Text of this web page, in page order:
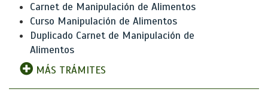
Carnet de Manipulación de Alimentos
Curso Manipulación de Alimentos
Duplicado Carnet de Manipulación de
Alimentos
MÁS TRÁMITES